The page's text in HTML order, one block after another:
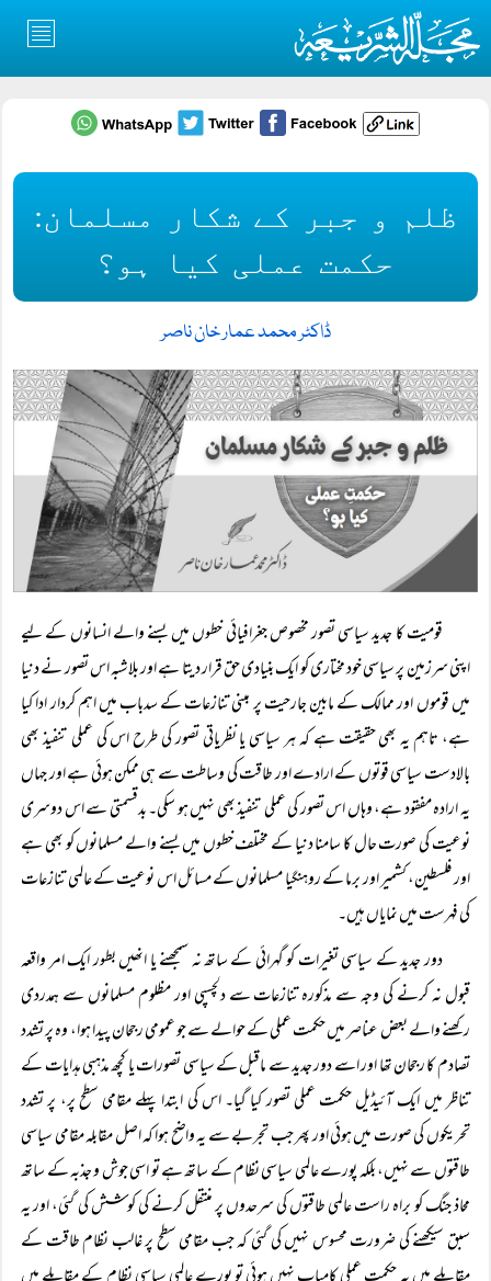
ظلم و جبر کے شکار مسلمان:
حکمت عملی کیا ہو؟
ڈاکٹر محمد عمار خان ناصر
قومیت کا جدید سیاسی تصور مخصوص جغرافیائی خطوں میں بسنے والے انسانوں کے لیے
اپنی سرزمین پر سیاسی خود مختاری کو ایک بنیادی حق قرار دیتا ہے اور بلاشبہ اس تصور نے دنیا
میں قوموں اور ممالک کے مابین جارحیت پر مبنی تنازعات کے سدباب میں اہم کردار ادا کیا
ہے، تاہم یہ بھی حقیقت ہے کہ ہر سیاسی یا نظریاتی تصور کی طرح اس کی عملی تنفیذ بھی
بالادست سیاسی قوتوں کے ارادے اور طاقت کی وساطت سے ہی ممکن ہوئی ہے اور جہاں
یہ ارادہ مفقود ہے، وہاں اس تصور کی عملی تنفیذ بھی نہیں ہو سکی۔ بدقسمتی سے اس دوسری
نوعیت کی صورت حال کا سامنا دنیا کے مختلف خطوں میں بسنے والے مسلمانوں کو بھی ہے
اور فلسطین، کشمیر اور برما کے روہنگیا مسلمانوں کے مسائل اس نوعیت کے عالمی تنازعات
کی فہرست میں نمایاں ہیں۔
دور جدید کے سیاسی تغیرات کو گہرائی کے ساتھ نہ سمجھنے یا انھیں بطور ایک امر واقعہ
قبول نہ کرنے کی وجہ سے مذکورہ تنازعات سے دلچسپی اور مظلوم مسلمانوں سے ہمدردی
رکھنے والے بعض عناصر میں حکمت عملی کے حوالے سے جو عمومی رجحان پیدا ہوا، وہ پر تشدد
تصادم کا رجحان تھا اور اسے دور جدید سے ماقبل کے سیاسی تصورات یا کچھ مذہبی ہدایات کے
تناظر میں ایک آئیڈیل حکمت عملی تصور کیا گیا۔ اس کی ابتدا پہلے مقامی سطح پر، پر تشدد
تحریکوں کی صورت میں ہوئی اور پھر جب تجربے سے یہ واضح ہوا کہ اصل مقابلہ مقامی سیاسی
طاقتوں سے نہیں، بلکہ پورے عالمی سیاسی نظام کے ساتھ ہے تو اسی جوش و جذبہ کے ساتھ
محاذ جنگ کو براہ راست عالمی طاقتوں کی سرحدوں پر منتقل کرنے کی کوشش کی گئی، اور یہ
سبق سیکھنے کی ضرورت محسوس نہیں کی گئی کہ جب مقامی سطح پر غالب نظام طاقت کے